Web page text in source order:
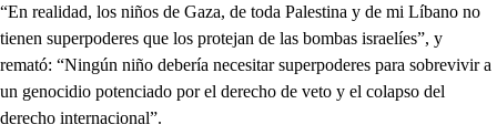
“En realidad, los niños de Gaza, de toda Palestina y de mi Líbano no
tienen superpoderes que los protejan de las bombas israelíes”, y
remató: “Ningún niño debería necesitar superpoderes para sobrevivir a
un genocidio potenciado por el derecho de veto y el colapso del
derecho internacional”.